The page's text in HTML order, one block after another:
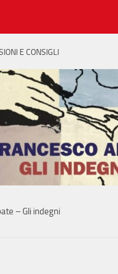
E CONSIGLI
– Gli indegni